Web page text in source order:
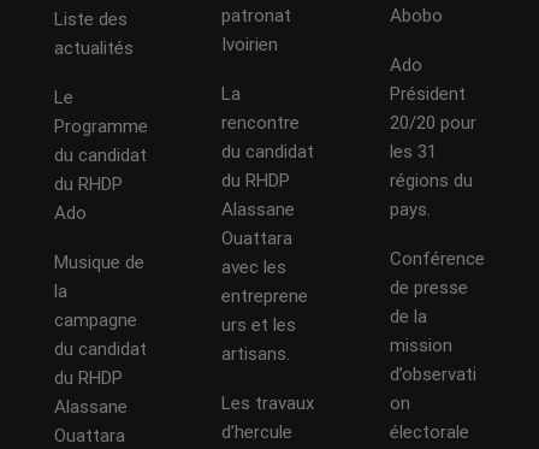
Liste des
actualités
Le
Programme
du candidat
du RHDP
Ado
Musique de
la
campagne
du candidat
du RHDP
Alassane
Ouattara
patronat
Ivoirien
La
rencontre
du candidat
du RHDP
Alassane
Ouattara
avec les
entreprene
urs et les
artisans.
Les travaux
d’hercule
Abobo
Ado
Président
20/20 pour
les 31
régions du
pays.
Conférence
de presse
de la
mission
d’observati
on
électorale